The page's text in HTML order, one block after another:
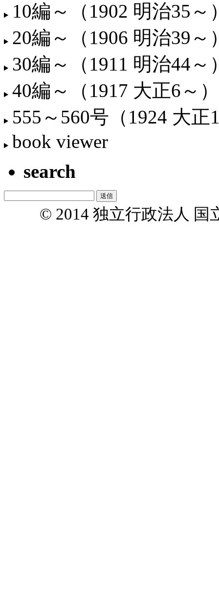
10編～（1902 明治35～
20編～（1906 明治39～
30編～（1911 明治44～
40編～（1917 大正6～）
555～560号（1924 大正
book viewer
search
© 2014 独立行政法人 国